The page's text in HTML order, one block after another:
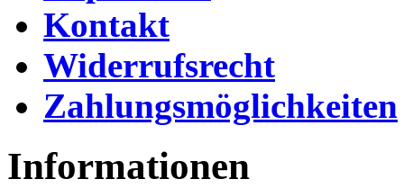
Kontakt
Widerrufsrecht
Zahlungsmöglichkeiten
Informationen